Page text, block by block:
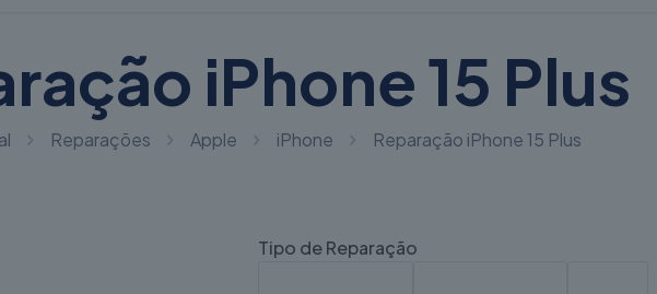
iPhone 15 Plus
Reparações Apple iPhone Reparação iPhone 15 Plus
Tipo de Reparação